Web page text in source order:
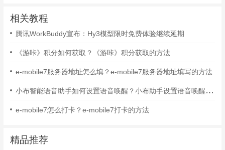
相关教程
腾讯WorkBuddy宣布：Hy3模型限时免费体验继续延期
《游咔》积分如何获取？《游咔》积分获取的方法
e-mobile7服务器地址怎么填？e-mobile7服务器地址填写的方法
小布智能语音助手如何设置语音唤醒？小布助手设置语音唤醒的方法
e-mobile7怎么打卡？e-mobile7打卡的方法
精品推荐